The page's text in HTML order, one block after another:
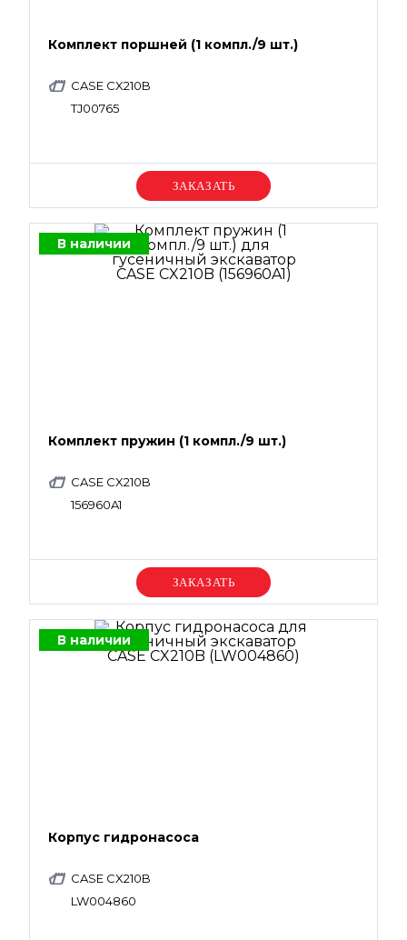
Комплект поршней (1 компл./9 шт.)
CASE CX210B
TJ00765
Уточняйте цену
В наличии
Комплект пружин (1 компл./9 шт.)
CASE CX210B
156960A1
Уточняйте цену
В наличии
Корпус гидронасоса
CASE CX210B
LW004860